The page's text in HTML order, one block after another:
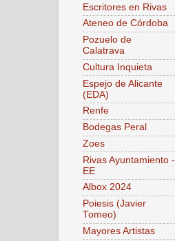
Escritores en Rivas
Ateneo de Córdoba
Pozuelo de
Calatrava
Cultura Inquieta
Espejo de Alicante
(EDA)
Renfe
Bodegas Peral
Zoes
Rivas Ayuntamiento -
EE
Albox 2024
Poiesis (Javier
Tomeo)
Mayores Artistas